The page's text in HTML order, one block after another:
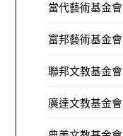
當代藝術基金會
富邦藝術基金會
聯邦文教基金會
廣達文教基金會